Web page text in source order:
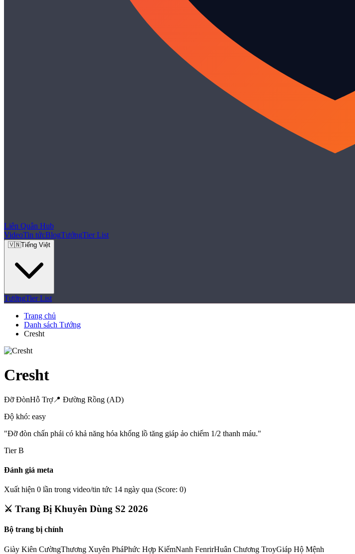
Liên Quân Hub
VideoTin tứcBlogTướngTier List
🇻🇳Tiếng Việt
TướngTier List
Trang chủ
Danh sách Tướng
Cresht
Cresht
Đỡ ĐònHỗ Trợ📍 Đường Rồng (AD)
Độ khó: easy
"Đỡ đòn chấn phái có khả năng hóa khổng lồ tăng giáp ảo chiếm 1/2 thanh máu."
TierB
Đánh giá meta
Xuất hiện 0 lần trong video/tin tức 14 ngày qua (Score: 0)
⚔️ Trang Bị Khuyên Dùng S2 2026
Bộ trang bị chính
Giày Kiên CườngThương Xuyên PháPhức Hợp KiếmNanh FenrirHuân Chương TroyGiáp Hộ Mệnh